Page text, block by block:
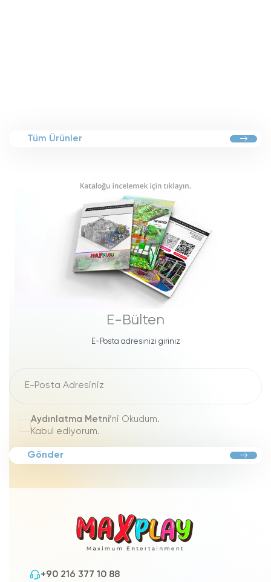
Tüm Ürünler
+90 216 377 10 88
E-Bülten
E-Posta adresinizi giriniz
Aydınlatma Metni’ni Okudum.
Kabul ediyorum.
Gönder